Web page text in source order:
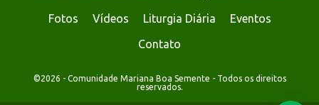
Fotos
Vídeos Liturgia Diária
Eventos
Contato
©2026 - Comunidade Mariana Boa Semente - Todos os direitos
reservados.